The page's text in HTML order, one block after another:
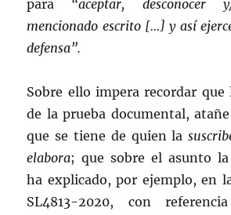
para “aceptar,
mencionado escrito […] y así
defensa”.
Sobre ello impera recordar
de la prueba documental,
que se tiene de quien la
elabora; que sobre el asunto
ha explicado, por ejemplo, en
SL4813-2020, con